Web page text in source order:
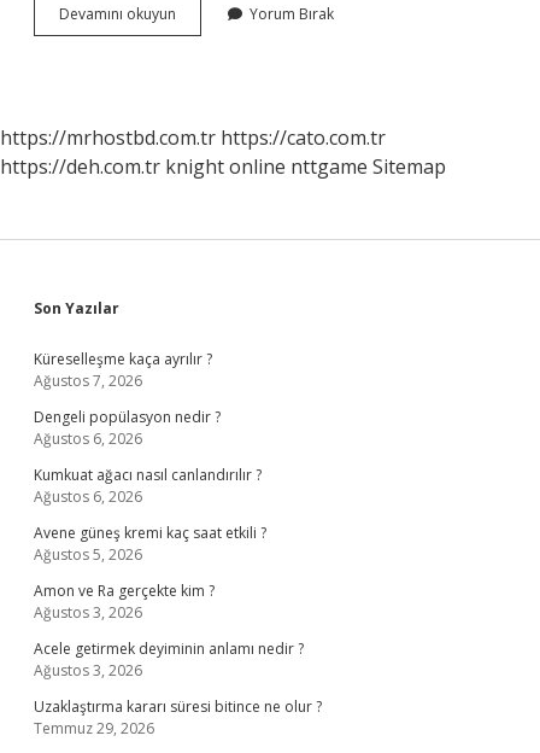
Devamını okuyun Mimarlar
Kaç
Yorum Bırak
https://mrhostbd.com.tr https://cato.com.tr
https://deh.com.tr knight online nttgame Sitemap
Sidebar
Son Yazılar
Küreselleşme kaça ayrılır ?
Ağustos 7, 2026
Dengeli popülasyon nedir ?
Ağustos 6, 2026
Kumkuat ağacı nasıl canlandırılır ?
Ağustos 6, 2026
Avene güneş kremi kaç saat etkili ?
Ağustos 5, 2026
Amon ve Ra gerçekte kim ?
Ağustos 3, 2026
Acele getirmek deyiminin anlamı nedir ?
Ağustos 3, 2026
Uzaklaştırma kararı süresi bitince ne olur ?
Temmuz 29, 2026